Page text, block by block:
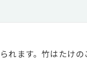
れます。竹はたけ